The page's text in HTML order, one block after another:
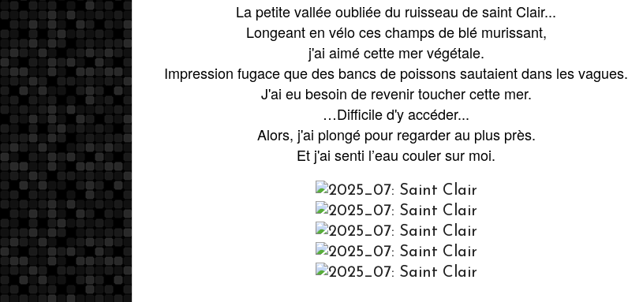
La petite vallée oubliée du ruisseau de saint Clair...
Longeant en vélo ces champs de blé murissant,
j'ai aimé cette mer végétale.
Impression fugace que des bancs de poissons sautaient dans les vagues.
J'ai eu besoin de revenir toucher cette mer.
…Difficile d'y accéder...
Alors, j'ai plongé pour regarder au plus près.
Et j'ai senti l’eau couler sur moi.